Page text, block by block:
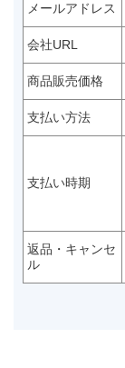
メールアドレス
会社URL
商品販売価格
支払い方法
支払い時期
返品・キャンセ
ル